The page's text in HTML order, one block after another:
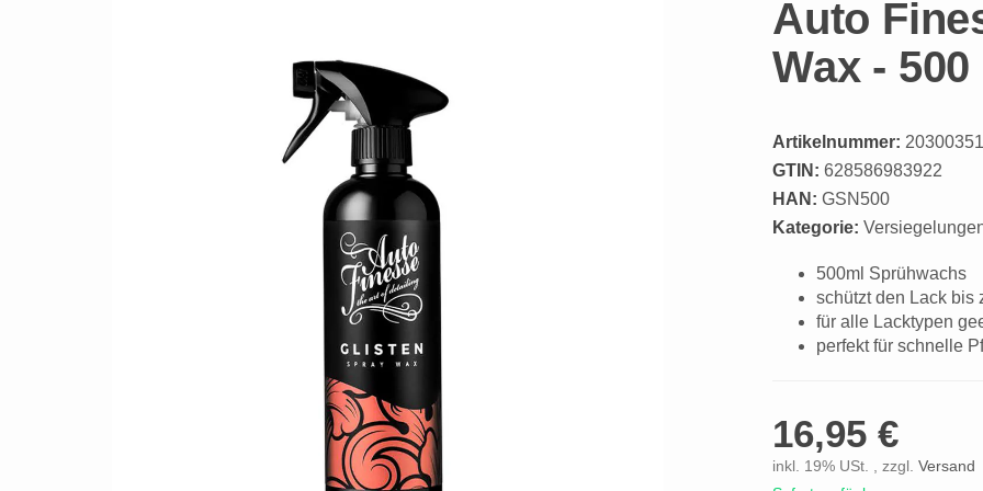
Auto
Wax -
Artikelnummer: 20300351
GTIN: 628586983922
HAN: GSN500
Kategorie:
500ml Sprühwachs
schützt den Lack bis
für alle Lacktypen
perfekt für schnelle
16,95 €
inkl. 19% USt. , zzgl. Versand